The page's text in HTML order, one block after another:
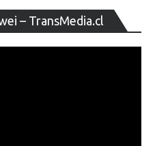
– TransMedia.cl
de